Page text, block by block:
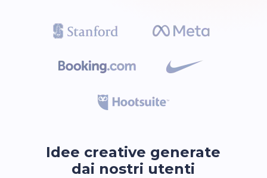
Idee creative generate
dai nostri utenti